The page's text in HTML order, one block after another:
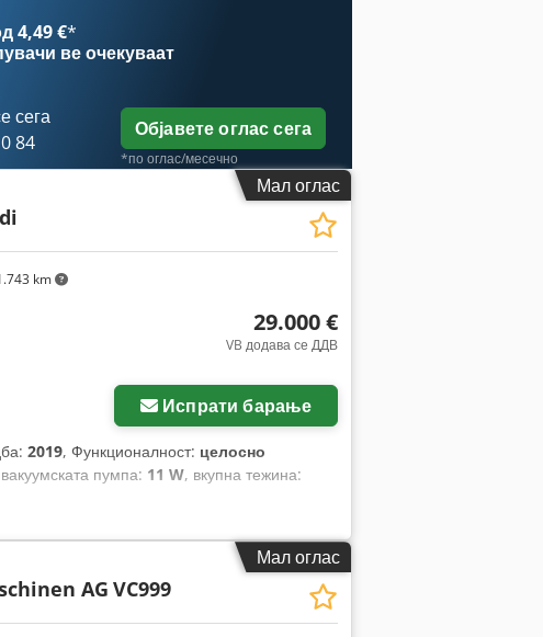
4,49 €*
ве очекуваат
сега
84
Објавете оглас сега
*по оглас/месечно
Мал оглас
km
29.000 €
VB додава се ДДВ
Испрати барање
2019, Функционалност: целосно
пумпа: 11 W, вкупна тежина:
Мал оглас
AG VC999